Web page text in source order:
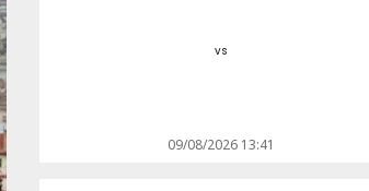
vs
09/08/2026 13:41